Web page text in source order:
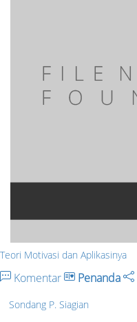
Teori Motivasi dan Aplikasinya
Komentar Penanda
Sondang P. Siagian